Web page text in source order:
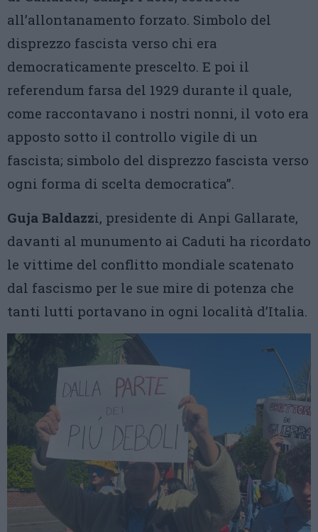
all’allontanamento forzato. Simbolo del
disprezzo fascista verso chi era
democraticamente prescelto. E poi il
referendum farsa del 1929 durante il quale,
come raccontavano i nostri nonni, il voto era
apposto sotto il controllo vigile di un
fascista; simbolo del disprezzo fascista verso
ogni forma di scelta democratica”.
Guja Baldazzi, presidente di Anpi Gallarate,
davanti al munumento ai Caduti ha ricordato
le vittime del conflitto mondiale scatenato
dal fascismo per le sue mire di potenza che
tanti lutti portavano in ogni località d’Italia.